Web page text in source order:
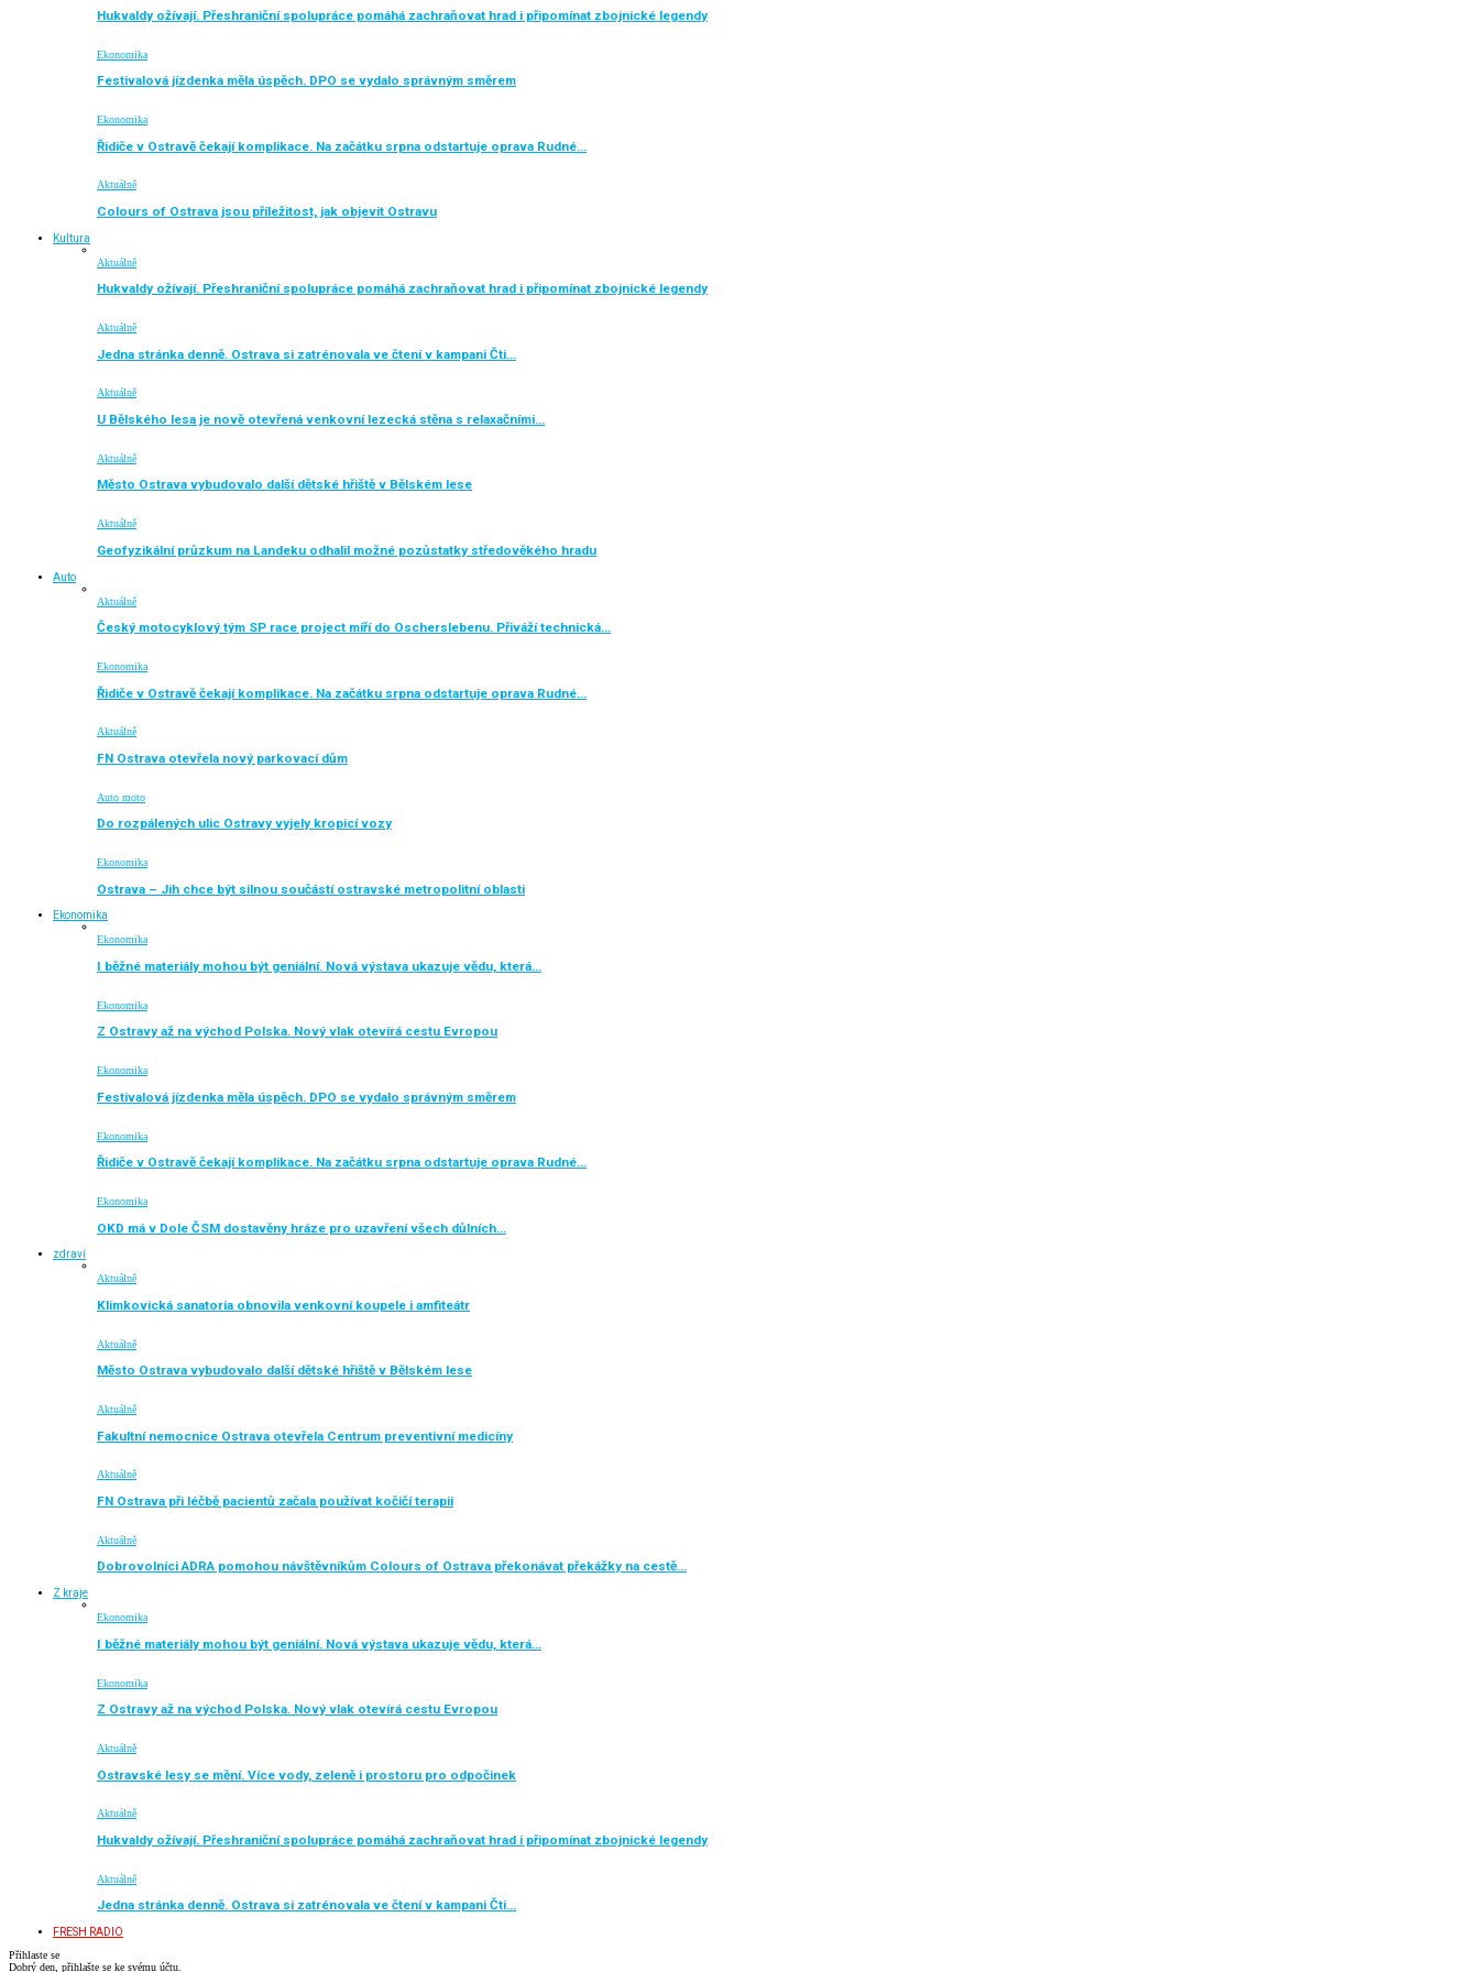
Hukvaldy ožívají. Přeshraniční spolupráce pomáhá zachraňovat hrad i připomínat zbojnické legendy
Ekonomika
Festivalová jízdenka měla úspěch. DPO se vydalo správným směrem
Ekonomika
Řidiče v Ostravě čekají komplikace. Na začátku srpna odstartuje oprava Rudné…
Aktuálně
Colours of Ostrava jsou příležitost, jak objevit Ostravu
Kultura
Aktuálně
Hukvaldy ožívají. Přeshraniční spolupráce pomáhá zachraňovat hrad i připomínat zbojnické legendy
Aktuálně
Jedna stránka denně. Ostrava si zatrénovala ve čtení v kampani Čti…
Aktuálně
U Bělského lesa je nově otevřená venkovní lezecká stěna s relaxačními…
Aktuálně
Město Ostrava vybudovalo další dětské hřiště v Bělském lese
Aktuálně
Geofyzikální průzkum na Landeku odhalil možné pozůstatky středověkého hradu
Auto
Aktuálně
Český motocyklový tým SP race project míří do Oscherslebenu. Přiváží technická…
Ekonomika
Řidiče v Ostravě čekají komplikace. Na začátku srpna odstartuje oprava Rudné…
Aktuálně
FN Ostrava otevřela nový parkovací dům
Auto moto
Do rozpálených ulic Ostravy vyjely kropicí vozy
Ekonomika
Ostrava – Jih chce být silnou součástí ostravské metropolitní oblasti
Ekonomika
Ekonomika
I běžné materiály mohou být geniální. Nová výstava ukazuje vědu, která…
Ekonomika
Z Ostravy až na východ Polska. Nový vlak otevírá cestu Evropou
Ekonomika
Festivalová jízdenka měla úspěch. DPO se vydalo správným směrem
Ekonomika
Řidiče v Ostravě čekají komplikace. Na začátku srpna odstartuje oprava Rudné…
Ekonomika
OKD má v Dole ČSM dostavěny hráze pro uzavření všech důlních…
zdraví
Aktuálně
Klimkovická sanatoria obnovila venkovní koupele i amfiteátr
Aktuálně
Město Ostrava vybudovalo další dětské hřiště v Bělském lese
Aktuálně
Fakultní nemocnice Ostrava otevřela Centrum preventivní medicíny
Aktuálně
FN Ostrava při léčbě pacientů začala používat kočičí terapii
Aktuálně
Dobrovolníci ADRA pomohou návštěvníkům Colours of Ostrava překonávat překážky na cestě…
Z kraje
Ekonomika
I běžné materiály mohou být geniální. Nová výstava ukazuje vědu, která…
Ekonomika
Z Ostravy až na východ Polska. Nový vlak otevírá cestu Evropou
Aktuálně
Ostravské lesy se mění. Více vody, zeleně i prostoru pro odpočinek
Aktuálně
Hukvaldy ožívají. Přeshraniční spolupráce pomáhá zachraňovat hrad i připomínat zbojnické legendy
Aktuálně
Jedna stránka denně. Ostrava si zatrénovala ve čtení v kampani Čti…
FRESH RADIO
Přihlaste se
Dobrý den, přihlašte se ke svému účtu.